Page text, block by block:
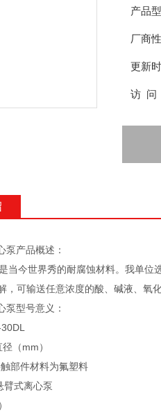
产品型号
厂商性质
更新时
访 问 量
品概述：
今世界秀的耐腐蚀材料。我单位选
，可输送任意浓度的酸、碱液、
型号意义：
30DL
（mm）
部件材料为氟塑料
臂式离心泵